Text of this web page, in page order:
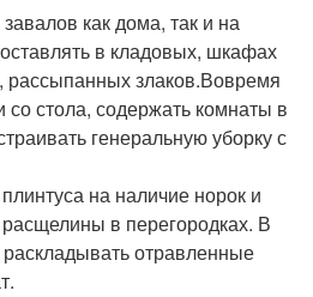
как дома, так и на
в кладовых, шкафах
рассыпанных злаков.Вовремя
со стола, содержать комнаты в
генеральную уборку с
на наличие норок и
в перегородках. В
отравленные